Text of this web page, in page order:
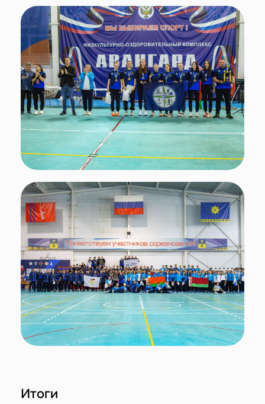
Благодарим всех участников, тренеров и
организаторов за вклад в развитие спорта и
укрепление связей между Россией и
Беларусью!
Вперёд — к новым стартам и победам!
Спартакиада Союзного государства для
детей и юношества проводится при
поддержке Минспорта России.
Подписывайтесь
на нас в социальных сетях!